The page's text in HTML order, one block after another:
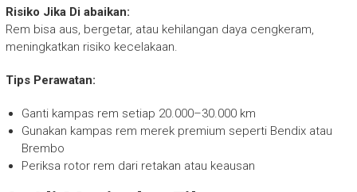
Risiko Jika Di abaikan:
Rem bisa aus, bergetar, atau kehilangan daya cengkeram,
meningkatkan risiko kecelakaan.
Tips Perawatan:
Ganti kampas rem setiap 20.000–30.000 km
Gunakan kampas rem merek premium seperti Bendix atau
Brembo
Periksa rotor rem dari retakan atau keausan